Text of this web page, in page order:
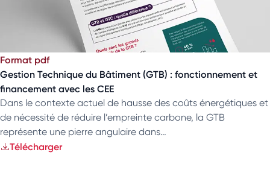
Format pdf
Gestion Technique du Bâtiment (GTB) : fonctionnement et
financement avec les CEE
Dans le contexte actuel de hausse des coûts énergétiques et
de nécessité de réduire l’empreinte carbone, la GTB
représente une pierre angulaire dans…
Télécharger